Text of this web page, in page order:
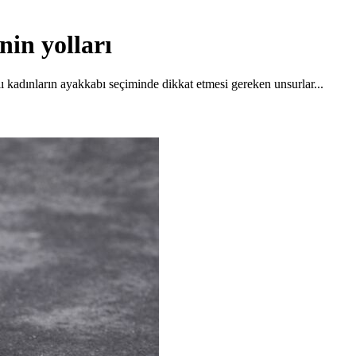
yolları
ayakkabı seçiminde dikkat etmesi gereken unsurlar...